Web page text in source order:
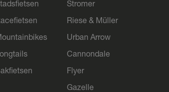
Stromer
Riese & Müller
Urban Arrow
Cannondale
Flyer
Gazelle